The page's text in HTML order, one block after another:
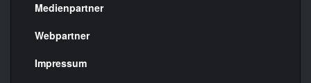
Menülinks
rechte
Seite
Medienpartner
Webpartner
Impressum